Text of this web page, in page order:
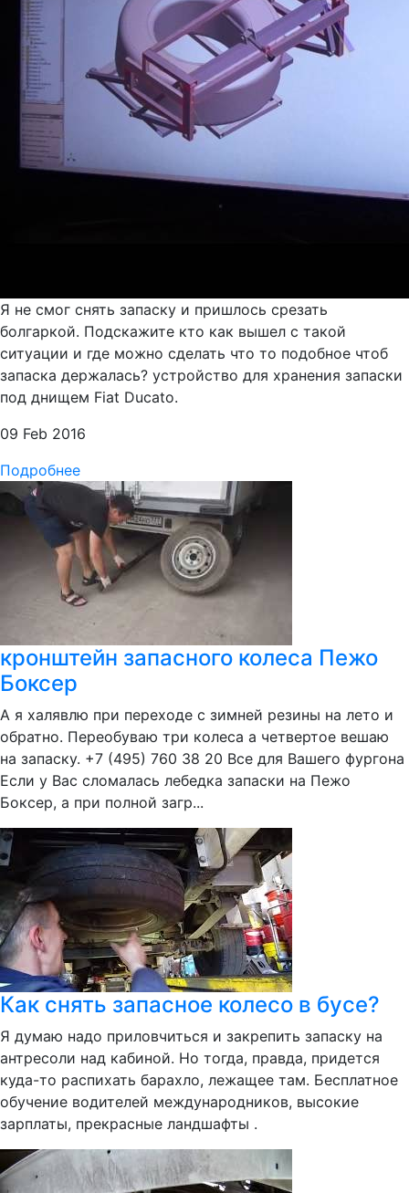
Я не смог снять запаску и пришлось срезать
болгаркой. Подскажите кто как вышел с такой
ситуации и где можно сделать что то подобное чтоб
запаска держалась? устройство для хранения запаски
под днищем Fiat Ducato.
09 Feb 2016
Подробнее
кронштейн запасного колеса Пежо
Боксер
А я халявлю при переходе с зимней резины на лето и
обратно. Переобуваю три колеса а четвертое вешаю
на запаску. +7 (495) 760 38 20 Все для Вашего фургона
Если у Вас сломалась лебедка запаски на Пежо
Боксер, а при полной загр...
Как снять запасное колесо в бусе?
Я думаю надо приловчиться и закрепить запаску на
антресоли над кабиной. Но тогда, правда, придется
куда-то распихать барахло, лежащее там. Бесплатное
обучение водителей международников, высокие
зарплаты, прекрасные ландшафты .